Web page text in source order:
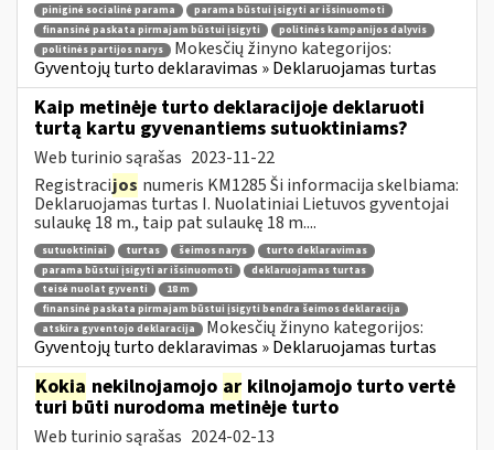
piniginė socialinė parama
parama būstui įsigyti ar išsinuomoti
finansinė paskata pirmajam būstui įsigyti
politinės kampanijos dalyvis
politinės partijos narys
Mokesčių žinyno kategorijos:
Gyventojų turto deklaravimas » Deklaruojamas turtas
Kaip metinėje turto deklaracijoje deklaruoti
turtą kartu gyvenantiems sutuoktiniams?
Web turinio sąrašas 2023-11-22
Registracijos numeris KM1285 Ši informacija skelbiama:
Deklaruojamas turtas I. Nuolatiniai Lietuvos gyventojai
sulaukę 18 m., taip pat sulaukę 18 m....
sutuoktiniai turtas šeimos narys
turto deklaravimas
parama būstui įsigyti ar išsinuomoti
deklaruojamas turtas
teisė nuolat gyventi
18 m
finansinė paskata pirmajam būstui įsigyti bendra šeimos deklaracija
atskira gyventojo deklaracija
Mokesčių žinyno kategorijos:
Gyventojų turto deklaravimas » Deklaruojamas turtas
Kokia nekilnojamojo ar kilnojamojo turto vertė
turi būti nurodoma metinėje turto
Web turinio sąrašas 2024-02-13